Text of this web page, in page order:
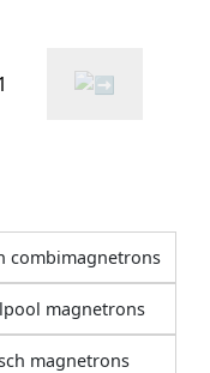
combimagnetrons
magnetrons
magnetrons